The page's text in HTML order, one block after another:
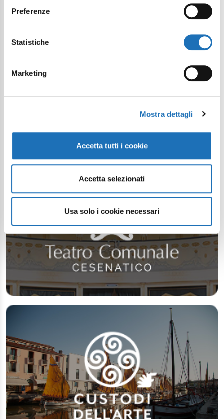
Preferenze
Statistiche
Marketing
Mostra dettagli
Accetta tutti i cookie
Accetta selezionati
Usa solo i cookie necessari